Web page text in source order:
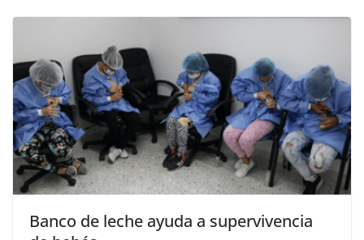
Banco de leche ayuda a supervivencia